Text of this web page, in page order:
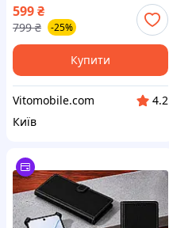
преміальної шкіри, колір
Black
599₴
799 ₴ -25%
Купити
Vitomobile.com
4.2
Київ